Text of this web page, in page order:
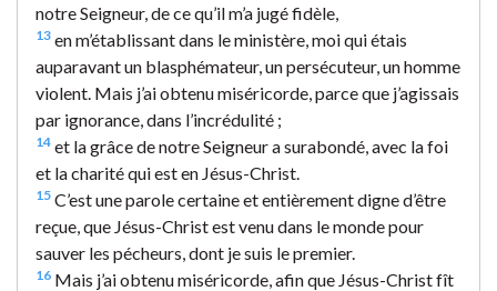
notre Seigneur, de ce qu’il m’a jugé fidèle,
13 en m’établissant dans le ministère, moi qui étais
auparavant un blasphémateur, un persécuteur, un homme
violent. Mais j’ai obtenu miséricorde, parce que j’agissais
par ignorance, dans l’incrédulité ;
14 et la grâce de notre Seigneur a surabondé, avec la foi
et la charité qui est en Jésus-Christ.
15 C’est une parole certaine et entièrement digne d’être
reçue, que Jésus-Christ est venu dans le monde pour
sauver les pécheurs, dont je suis le premier.
16 Mais j’ai obtenu miséricorde, afin que Jésus-Christ fît